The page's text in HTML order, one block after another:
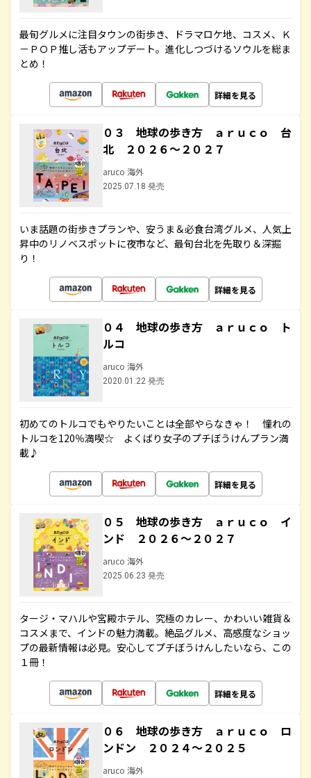
最旬グルメに注目タウンの街歩き、ドラマロケ地、コスメ、Ｋ
－ＰＯＰ推し活もアップデート。進化しつづけるソウルを総ま
とめ！
詳細を見る
０３ 地球の歩き方 ａｒｕｃｏ 台
北 ２０２６～２０２７
aruco 海外
2025.07.18 発売
いま話題の街歩きプランや、安うま＆必食台湾グルメ、人気上
昇中のリノベスポットに夜市など、最旬台北を先取り＆深掘
り！
詳細を見る
０４ 地球の歩き方 ａｒｕｃｏ ト
ルコ
aruco 海外
2020.01.22 発売
初めてのトルコでもやりたいことは全部やらなきゃ！ 憧れの
トルコを120％満喫☆ よくばり女子のプチぼうけんプラン満
載♪
詳細を見る
０５ 地球の歩き方 ａｒｕｃｏ イ
ンド ２０２６～２０２７
aruco 海外
2025.06.23 発売
タージ・マハルや宮殿ホテル、究極のカレー、かわいい雑貨＆
コスメまで、インドの魅力満載。絶品グルメ、高感度なショッ
プの最新情報は必見。安心してプチぼうけんしたいなら、この
１冊！
詳細を見る
０６ 地球の歩き方 ａｒｕｃｏ ロ
ンドン ２０２４～２０２５
aruco 海外